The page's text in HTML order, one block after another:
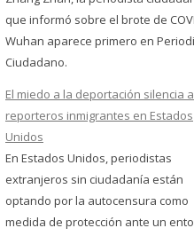
que informó sobre el brote de
Wuhan aparece primero en
Ciudadano.
El miedo a la deportación silencia a
reporteros inmigrantes en Estados
Unidos
En Estados Unidos, periodistas
extranjeros sin ciudadanía están
optando por la autocensura como
medida de protección ante un